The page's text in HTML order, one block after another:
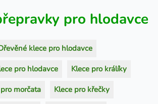
pro hlodavce
klece pro hlodavce
pro hlodavce Klece pro králíky
morčata Klece pro křečky